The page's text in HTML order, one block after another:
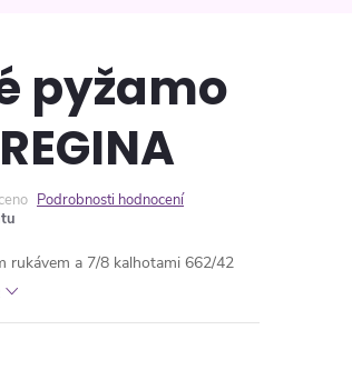
pyžamo
Podrobnosti hodnocení
rukávem a 7/8 kalhotami 662/42